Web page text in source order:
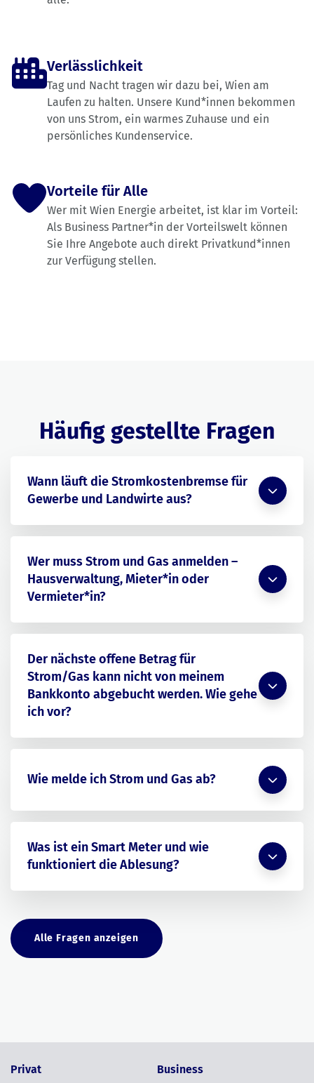
Verlässlichkeit
Tag und Nacht tragen wir dazu bei, Wien am
Laufen zu halten. Unsere Kund*innen bekommen
von uns Strom, ein warmes Zuhause und ein
persönliches Kundenservice.
Vorteile für Alle
Wer mit Wien Energie arbeitet, ist klar im Vorteil:
Als Business Partner*in der Vorteilswelt können
Sie Ihre Angebote auch direkt Privatkund*innen
zur Verfügung stellen.
Häufig gestellte Fragen
Wann läuft die Stromkostenbremse für
Gewerbe und Landwirte aus?
Wer muss Strom und Gas anmelden –
Hausverwaltung, Mieter*in oder
Vermieter*in?
Der nächste offene Betrag für
Strom/Gas kann nicht von meinem
Bankkonto abgebucht werden. Wie gehe
ich vor?
Wie melde ich Strom und Gas ab?
Was ist ein Smart Meter und wie
funktioniert die Ablesung?
Alle Fragen anzeigen
Privat Business